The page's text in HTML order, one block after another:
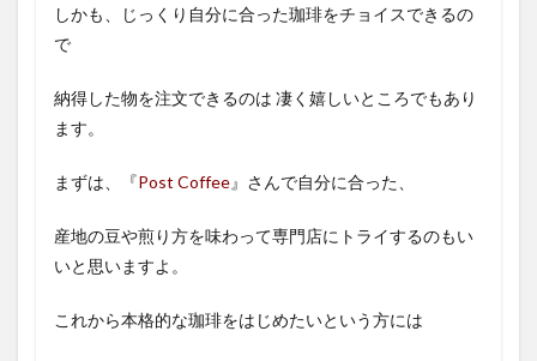
しかも、じっくり自分に合った珈琲をチョイスできるの
で
納得した物を注文できるのは 凄く嬉しいところでもあり
ます。
まずは、『Post Coffee』さんで自分に合った、
産地の豆や煎り方を味わって専門店にトライするのもい
いと思いますよ。
これから本格的な珈琲をはじめたいという方には